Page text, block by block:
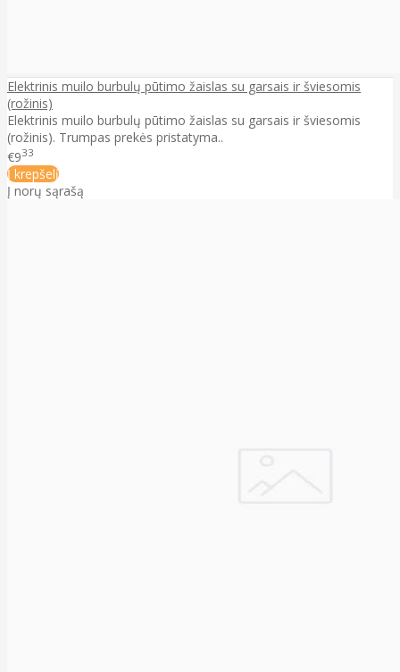
Elektrinis muilo burbulų pūtimo žaislas su garsais ir šviesomis
(rožinis)
Elektrinis muilo burbulų pūtimo žaislas su garsais ir šviesomis
(rožinis). Trumpas prekės pristatyma..
€933
Į krepšelį
Į norų sąrašą